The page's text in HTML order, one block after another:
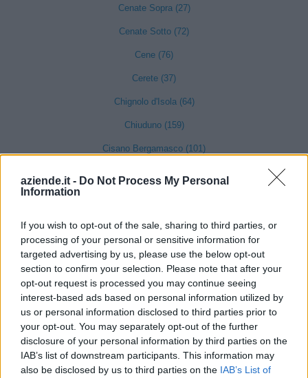
aziende.it - Do Not Process My Personal
Information
If you wish to opt-out of the sale, sharing to third parties, or
processing of your personal or sensitive information for
targeted advertising by us, please use the below opt-out
section to confirm your selection. Please note that after your
opt-out request is processed you may continue seeing
interest-based ads based on personal information utilized by
us or personal information disclosed to third parties prior to
your opt-out. You may separately opt-out of the further
disclosure of your personal information by third parties on the
IAB’s list of downstream participants. This information may
also be disclosed by us to third parties on the IAB’s List of
Cenate Sopra (27)
Cenate Sotto (72)
Cene (76)
Cerete (37)
Chignolo d'Isola (64)
Chiuduno (159)
Cisano Bergamasco (101)
Clusone (280)
Colere (29)
Cologno al Serio (239)
Colzate (34)
Comun Nuovo (89)
Corna Imagna (6)